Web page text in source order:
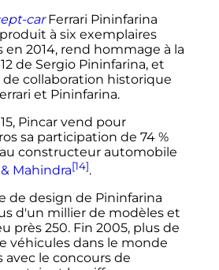
carFerrari Pininfarina
à six exemplaires
2014, rend hommage à la
de Sergio Pininfarina, et
de collaboration historique
et Pininfarina.
, Pincar vend pour
sa participation de 74 %
constructeur automobile
Mahindra[14].
de design de Pininfarina
d'un millier de modèles et
près 250. Fin 2005, plus de
véhicules dans le monde
avec le concours de